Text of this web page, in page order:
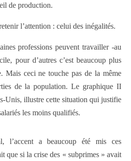
de production.
l’attention : celui des inégalités.
professions peuvent travailler -au
pour d’autres c’est beaucoup plus
Mais ceci ne touche pas de la même
de la population. Le graphique II
Unis, illustre cette situation qui justifie
les moins qualifiés.
l’accent a beaucoup été mis ces
que si la crise des « subprimes » avait